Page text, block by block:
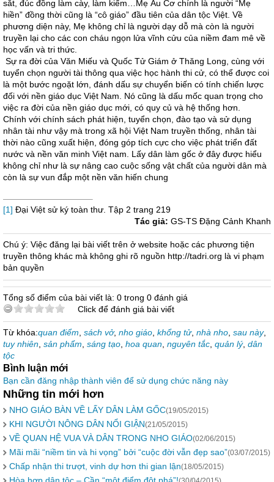
sắt, đúc đồng làm cày, làm kiếm…Mẹ Âu Cơ chính là người “Mẹ
hiền” đồng thời cũng là “cô giáo” đầu tiên của dân tộc Việt. Về
phương diện này, Mẹ không chỉ là người dạy dỗ mà còn là người
truyền lại cho các con cháu ngọn lửa vĩnh cửu của niềm đam mê về
học vấn và tri thức.
Sự ra đời của Văn Miếu và Quốc Tử Giám ở Thăng Long, cùng với
tuyển chọn người tài thông qua việc học hành thi cử, có thể được coi
là một bước ngoặt lớn, đánh dấu sự chuyển biến có tính chiến lược
đối với nền giáo dục Việt Nam. Nó cũng là dấu mốc quan trọng cho
việc ra đời của nền giáo dục mới, có quy củ và hệ thống hơn.
Chính với chính sách phát hiện, tuyển chọn, đào tạo và sử dụng
nhân tài như vậy mà trong xã hội Việt Nam truyền thống, nhân tài
thời nào cũng xuất hiện, đóng góp tích cực cho việc phát triển đất
nước và nền văn minh Việt nam. Lấy dân làm gốc ở đây được hiểu
không chỉ như là sự nâng cao cuộc sống vật chất của người dân mà
còn là sự vun đắp một nền văn hiến chung
[1] Đại Việt sử ký toàn thư. Tập 2 trang 219
Tác giả: GS-TS Đặng Cảnh Khanh
Chú ý: Việc đăng lại bài viết trên ở website hoặc các phương tiện
truyền thông khác mà không ghi rõ nguồn http://tadri.org là vi phạm
bản quyền
Tổng số điểm của bài viết là: 0 trong 0 đánh giá
Click để đánh giá bài viết
Từ khóa:quan điểm sách vở, nho giáo khổng tử, nhà nho sau này,
tuy nhiên sản phẩm sáng tạo hoa quan nguyên tắc quản lý, dân
tộc
Bình luận mới
Bạn cần đăng nhập thành viên để sử dụng chức năng này
Những tin mới hơn
NHO GIÁO BÀN VỀ LẤY DÂN LÀM GỐC(19/05/2015)
KHI NGƯỜI NÔNG DÂN NỔI GIẬN(21/05/2015)
VỀ QUAN HỆ VUA VÀ DÂN TRONG NHO GIÁO(02/06/2015)
Mãi mãi “niềm tin và hi vọng” bởi “cuộc đời vẫn đẹp sao”(03/07/2015)
Chấp nhận thi trượt, vinh dự hơn thi gian lận(18/05/2015)